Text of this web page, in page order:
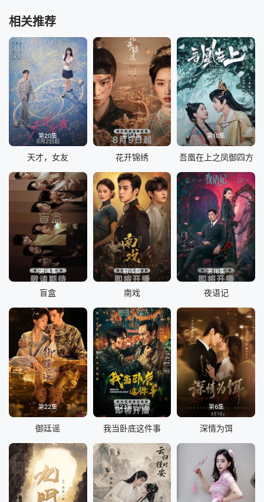
相关推荐
第20集
天才，女友
第04集
花开锦绣
第10集
吾凰在上之凤御四方
第14集
盲盒
第15集
南戏
第18集
夜语记
第22集
御廷谣
第23集已完结
我当卧底这件事
第6集
深情为饵